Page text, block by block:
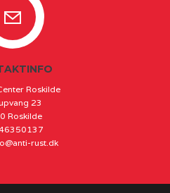
Roskilde
23
Roskilde
rust.dk